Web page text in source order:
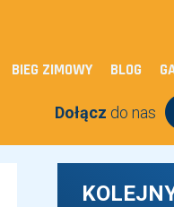
BIEG ZIMOWY BLOG
Dołącz do nas